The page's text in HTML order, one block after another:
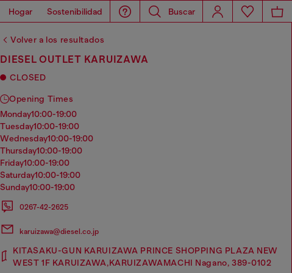
Hogar Sostenibilidad Buscar
Volver a los resultados
DIESEL OUTLET KARUIZAWA
CLOSED
Opening Times
monday10:00-19:00
tuesday10:00-19:00
wednesday10:00-19:00
thursday10:00-19:00
friday10:00-19:00
saturday10:00-19:00
sunday10:00-19:00
0267-42-2625
karuizawa@diesel.co.jp
KITASAKU-GUN KARUIZAWA PRINCE SHOPPING PLAZA NEW
WEST 1F KARUIZAWA,KARUIZAWAMACHI Nagano, 389-0102